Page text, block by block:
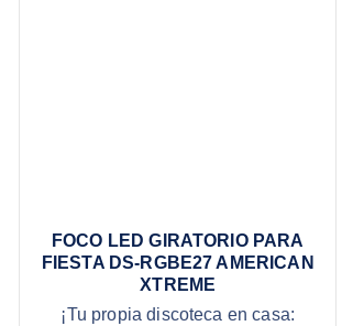
FOCO LED GIRATORIO PARA
FIESTA DS-RGBE27 AMERICAN
XTREME
¡Tu propia discoteca en casa: